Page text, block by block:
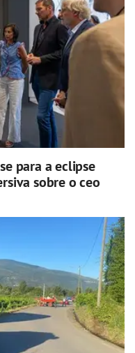
para a eclipse
sobre o ceo